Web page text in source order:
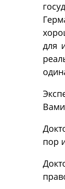
для
пор